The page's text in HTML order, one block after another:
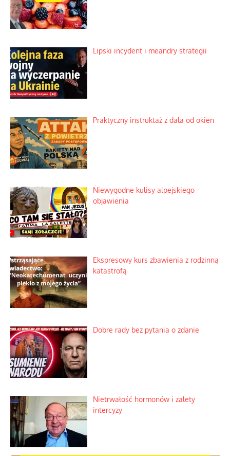
Lipski incydent i meandry strategii
Praktyczny instruktaż z dala od okien
Niewygodne kulisy alpejskiego
objawienia
Ekspresowy kurs zbawienia z rodzinną
katastrofą
Dobre rady bez pytania o zdanie
Nietrwałość hormonów i zalety
intercyzy